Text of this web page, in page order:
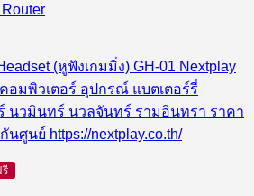
รี